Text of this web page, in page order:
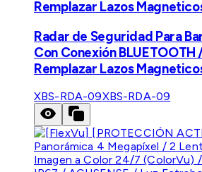
Remplazar Lazos
Radar de Seguridad Para
Con Conexión BLUETOOTH
Remplazar Lazos
XBS-RDA-09XBS-RDA-09